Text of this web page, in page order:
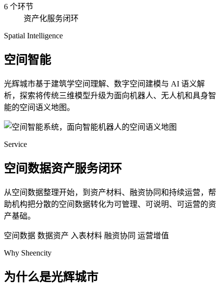
6 个环节
资产化服务闭环
Spatial Intelligence
空间智能
光辉城市基于建筑学空间理解、数字空间建模与 AI 语义解
析，探索将传统三维模型升级为面向机器人、无人机和具身智
能的空间语义地图。
Service
空间数据资产服务闭环
从空间数据整理开始，到资产材料、融资协同和持续运营，帮
助机构把分散的空间数据转化为可管理、可说明、可运营的资
产基础。
空间数据 数据资产 入表材料 融资协同 运营增值
Why Sheencity
为什么是光辉城市